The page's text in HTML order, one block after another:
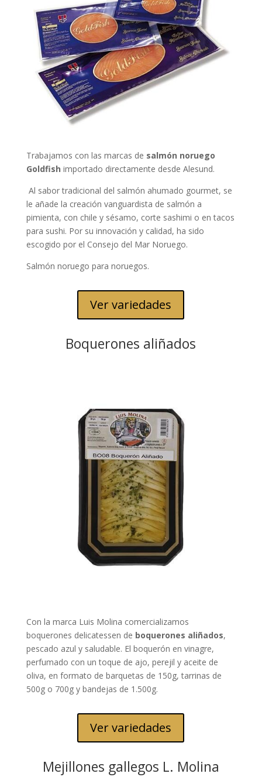
Trabajamos con las marcas de salmón noruego
Goldfish importado directamente desde Alesund.
Al sabor tradicional del salmón ahumado gourmet, se
le añade la creación vanguardista de salmón a
pimienta, con chile y sésamo, corte sashimi o en tacos
para sushi. Por su innovación y calidad, ha sido
escogido por el Consejo del Mar Noruego.
Salmón noruego para noruegos.
Ver variedades
Boquerones aliñados
Con la marca Luis Molina comercializamos
boquerones delicatessen de boquerones aliñados,
pescado azul y saludable. El boquerón en vinagre,
perfumado con un toque de ajo, perejil y aceite de
oliva, en formato de barquetas de 150g, tarrinas de
500g o 700g y bandejas de 1.500g.
Ver variedades
Mejillones gallegos L. Molina